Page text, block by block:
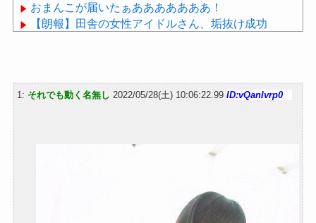
おまんこが届いたぁあああああああ！
【朗報】田舎の女性アイドルさん、垢抜け成功
Powered by livedoor 相互RSS
1: それでも動く名無し 2022/05/28(土) 10:06:22.99 ID:vQanIvrp0